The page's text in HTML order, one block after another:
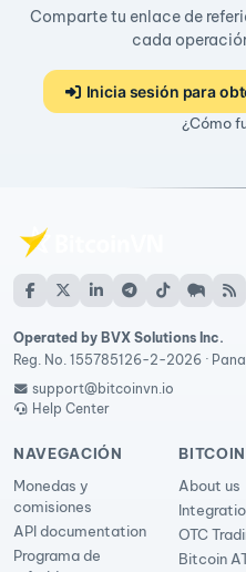
Comparte tu enlace de
cada
Inicia sesión para
¿Cómo
Operated by BVX Solutions Inc.
Reg. No. 155785126-2-2026 ·
support@bitcoinvn.io
Help Center
NAVEGACIÓN
Monedas y
comisiones
API documentation
Programa de
About us
OTC
Bitcoin